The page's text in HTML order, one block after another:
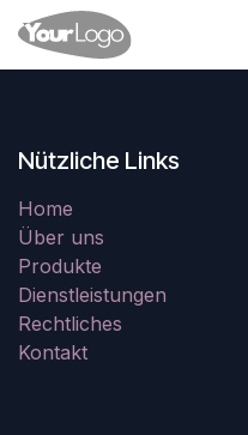
Zum Inhalt springen
Nützliche Links
Home
Über uns
Produkte
Dienstleistungen
Rechtliches
Kontakt